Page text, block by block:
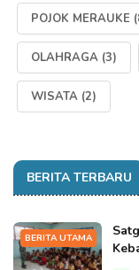
POJOK MERAUKE
OLAHRAGA (3)
WISATA (2)
BERITA TERBARU
BERITA UTAMA